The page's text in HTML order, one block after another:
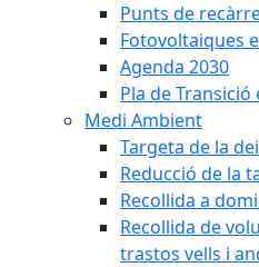
Punts de
Fotovoltaiques
Agenda 2030
Pla de
Medi Ambient
Targeta de la
Reducció de la
Recollida a
Recollida de
trastos vells i